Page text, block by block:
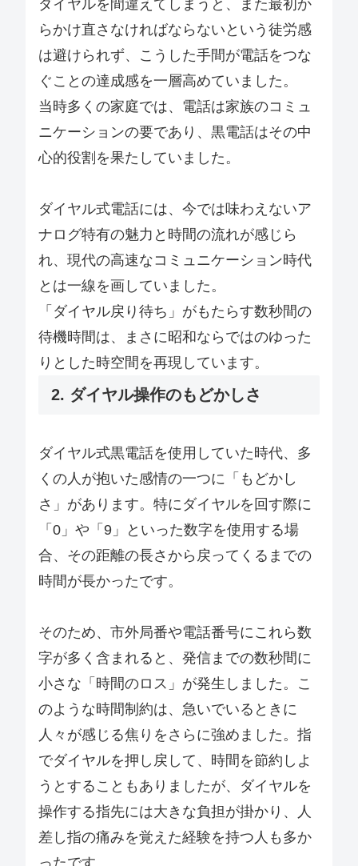
ダイヤルを間違えてしまうと、また最初か
らかけ直さなければならないという徒労感
は避けられず、こうした手間が電話をつな
ぐことの達成感を一層高めていました。
当時多くの家庭では、電話は家族のコミュ
ニケーションの要であり、黒電話はその中
心的役割を果たしていました。
ダイヤル式電話には、今では味わえないア
ナログ特有の魅力と時間の流れが感じら
れ、現代の高速なコミュニケーション時代
とは一線を画していました。
「ダイヤル戻り待ち」がもたらす数秒間の
待機時間は、まさに昭和ならではのゆった
りとした時空間を再現しています。
2. ダイヤル操作のもどかしさ
ダイヤル式黒電話を使用していた時代、多
くの人が抱いた感情の一つに「もどかし
さ」があります。特にダイヤルを回す際に
「0」や「9」といった数字を使用する場
合、その距離の長さから戻ってくるまでの
時間が長かったです。
そのため、市外局番や電話番号にこれら数
字が多く含まれると、発信までの数秒間に
小さな「時間のロス」が発生しました。こ
のような時間制約は、急いでいるときに
人々が感じる焦りをさらに強めました。指
でダイヤルを押し戻して、時間を節約しよ
うとすることもありましたが、ダイヤルを
操作する指先には大きな負担が掛かり、人
差し指の痛みを覚えた経験を持つ人も多か
ったです。